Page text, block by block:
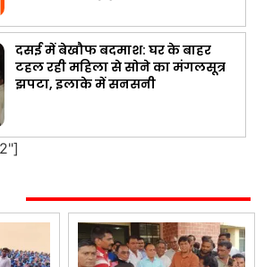
दसई में बेखौफ बदमाश: घर के बाहर
टहल रही महिला से सोने का मंगलसूत्र
झपटा, इलाके में सनसनी